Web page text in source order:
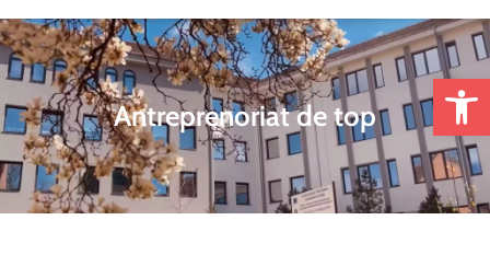
studiu
Studenți
Cercetare
Internațional
Antreprenoriat de top